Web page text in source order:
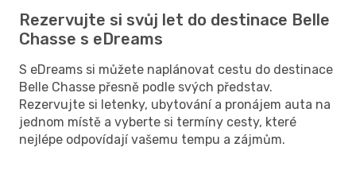
Rezervujte si svůj let do destinace Belle
Chasse s eDreams
S eDreams si můžete naplánovat cestu do destinace
Belle Chasse přesně podle svých představ.
Rezervujte si letenky, ubytování a pronájem auta na
jednom místě a vyberte si termíny cesty, které
nejlépe odpovídají vašemu tempu a zájmům.